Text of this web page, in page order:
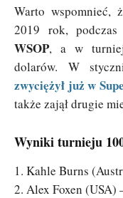
Warto wspomnieć,
2019 rok,
WSOP, a w
dolarów. W
zwyciężył już w
także zajął drugie
Wyniki turnieju
1. Kahle Burns
2. Alex Foxen (USA)